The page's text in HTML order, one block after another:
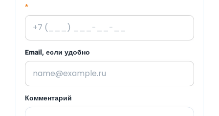
*
Email, если удобно
Комментарий